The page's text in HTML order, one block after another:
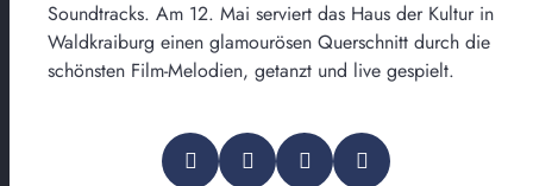
Soundtracks. Am 12. Mai serviert das Haus der Kultur in
Waldkraiburg einen glamourösen Querschnitt durch die
schönsten Film-Melodien, getanzt und live gespielt.